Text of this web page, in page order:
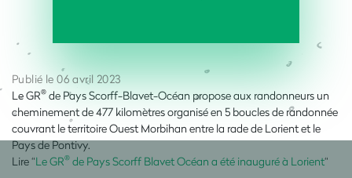
Publié le 06 avril 2023
Le GR® de Pays Scorff-Blavet-Océan propose aux randonneurs un
cheminement de 477 kilomètres organisé en 5 boucles de randonnée
couvrant le territoire Ouest Morbihan entre la rade de Lorient et le
Pays de Pontivy.
Lire “Le GR® de Pays Scorff Blavet Océan a été inauguré à Lorient“